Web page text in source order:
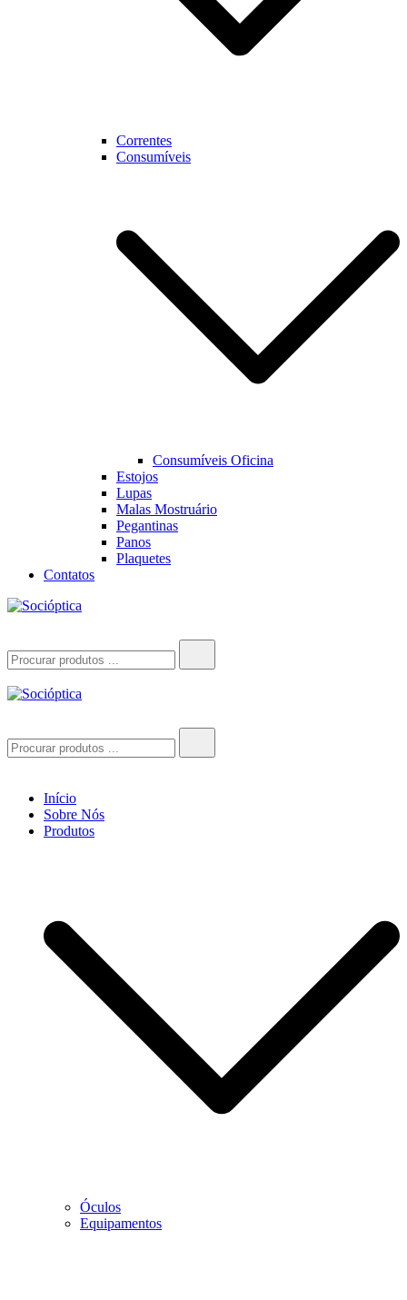
Correntes
Consumíveis
Consumíveis Oficina
Estojos
Lupas
Malas Mostruário
Pegantinas
Panos
Plaquetes
Contatos
for:
for:
Início
Sobre Nós
Produtos
Óculos
Equipamentos